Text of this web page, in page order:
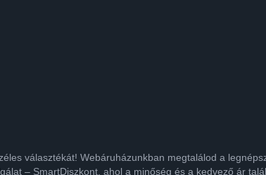
választékát! Webáruházunkban megtalálod a
– SmartDiszkont, ahol a minőség és a kedvező ár